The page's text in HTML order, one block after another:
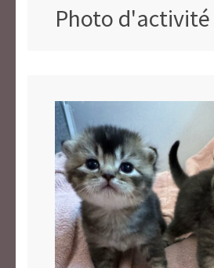
Photo d'activité